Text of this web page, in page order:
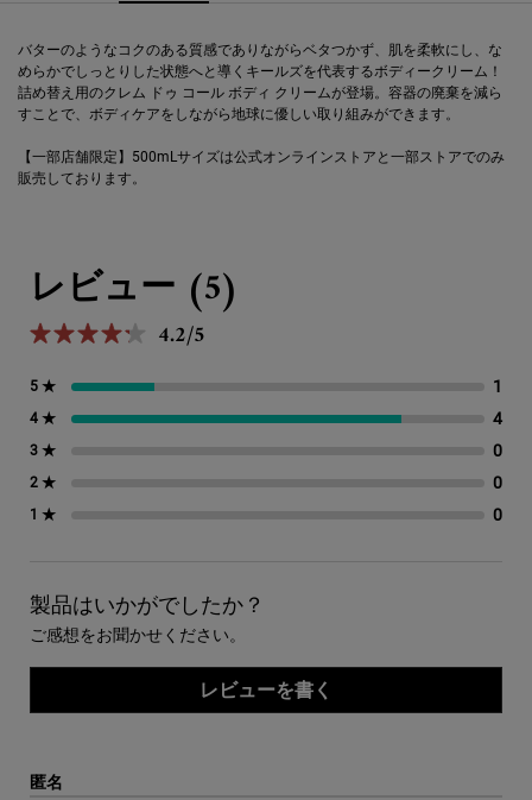
バターのようなコクのある質感でありながらベタつかず、肌を柔軟にし、な
めらかでしっとりした状態へと導くキールズを代表するボディークリーム！
詰め替え用のクレム ドゥ コール ボディ クリームが登場。容器の廃棄を減ら
すことで、ボディケアをしながら地球に優しい取り組みができます。
【一部店舗限定】500mLサイズは公式オンラインストアと一部ストアでのみ
販売しております。
レビュー (5)
5星中4.2。 4.2/5
5 ★ 1
4 ★ 4
3 ★ 0
2 ★ 0
1 ★ 0
製品はいかがでしたか？
ご感想をお聞かせください。
レビューを書く
匿名